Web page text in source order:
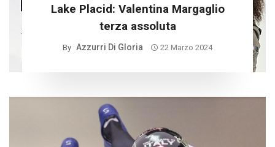
Lake Placid: Valentina Margaglio
terza assoluta
By Azzurri Di Gloria 22 Marzo 2024